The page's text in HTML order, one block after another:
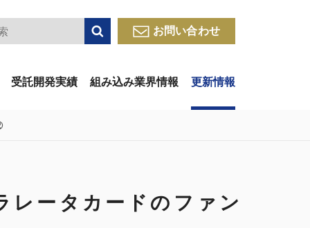
検索 お問い合わせ
受託開発実績 組み込み業界情報 更新情報
ータカードのファン